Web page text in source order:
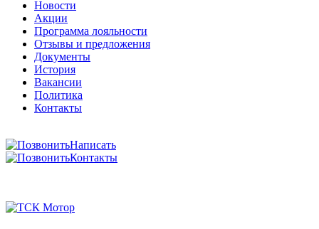
Акции
Программа лояльности
Отзывы и предложения
Документы
История
Вакансии
Политика
Контакты
Контакты